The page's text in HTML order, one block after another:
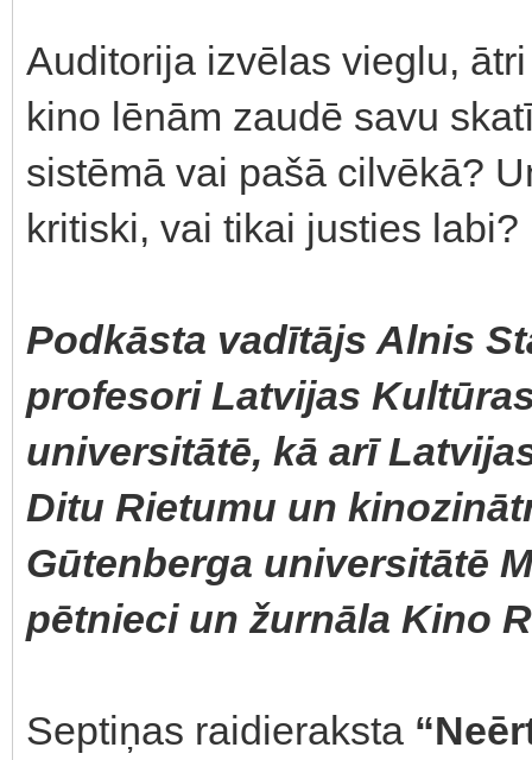
Auditorija izvēlas vieglu,
kino lēnām zaudē savu
sistēmā vai pašā cilvēkā?
kritiski, vai tikai justies labi?
Podkāsta vadītājs Alnis
profesori Latvijas
universitātē, kā arī
Ditu Rietumu un
Gūtenberga universitātē
pētnieci un žurnāla Kino
Septiņas raidieraksta